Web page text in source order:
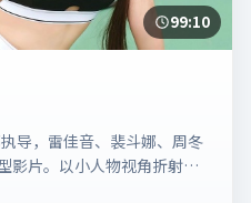
99:10
导，雷佳音、裴斗娜、周冬
影片。以小人物视角折射时
检索参考，上映日期以片